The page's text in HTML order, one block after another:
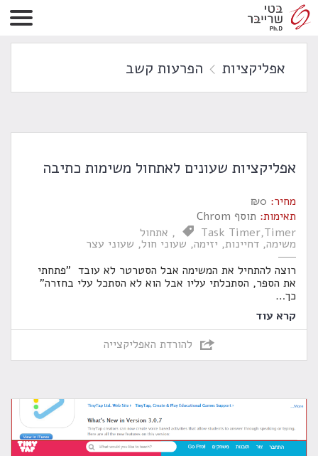
אפליקציות הפרעות קשב
אפליקציות שעונים לאתחול משימות כתיבה
מחיר: ₪0
תאימות: תוסף Chrom
Task Timer Timer אתחול
משימה דחיינות יזימה שעוני חול שעוני עצר
רוצה להתחיל את המשימה אבל הסטרטר לא עובד "פתחתי
את הספר, הסתכלתי עליו אבל הוא לא הסתכל עלי בחזרה"
כך…
קרא עוד
להורדת האפליקצייה